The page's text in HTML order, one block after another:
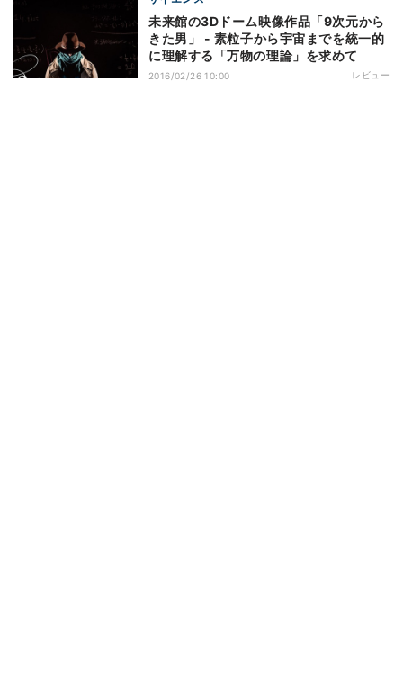
未来館の3Dドーム映像作品「9次元から
きた男」 - 素粒子から宇宙までを統一的
に理解する「万物の理論」を求めて
2016/02/26 10:00 レビュー